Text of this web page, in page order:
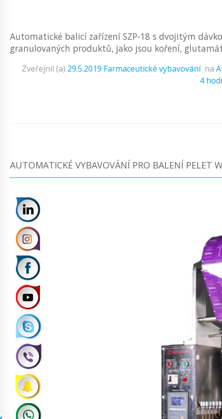
Automatické balicí zařízení SZP-18 s dvojitým
granulovaných produktů, jako jsou koření,
Zveřejnil (a) 29.5.2019 Farmaceutické vybavování na
4
AUTOMATICKÉ VYBAVOVÁNÍ PRO BALENÍ PELET